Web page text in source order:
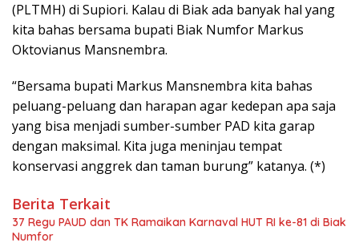
(PLTMH) di Supiori. Kalau di Biak ada banyak hal yang
kita bahas bersama bupati Biak Numfor Markus
Oktovianus Mansnembra.
“Bersama bupati Markus Mansnembra kita bahas
peluang-peluang dan harapan agar kedepan apa saja
yang bisa menjadi sumber-sumber PAD kita garap
dengan maksimal. Kita juga meninjau tempat
konservasi anggrek dan taman burung” katanya. (*)
Berita Terkait
37 Regu PAUD dan TK Ramaikan Karnaval HUT RI ke-81 di Biak
Numfor